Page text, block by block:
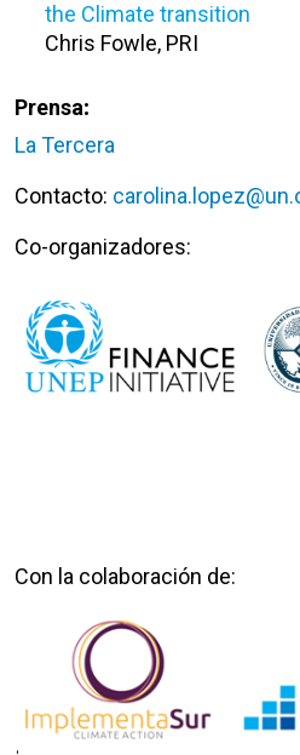
the Climate transition
Chris Fowle, PRI
Prensa:
La Tercera
Contacto:
Co-organizadores:
Con la colaboración de: